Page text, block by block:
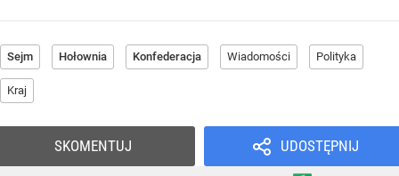
Sejm Hołownia Konfederacja Wiadomości Polityka
Kraj
UDOSTĘPNIJ
SKOMENTUJ